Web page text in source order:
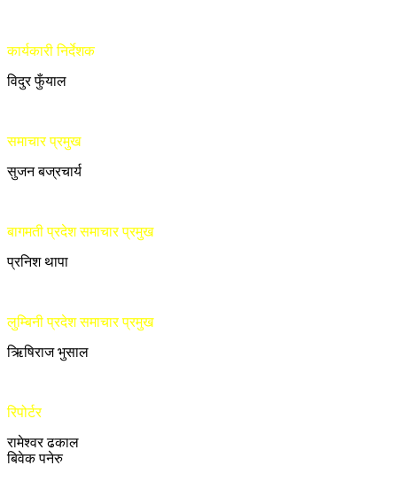
कार्यकारी निर्देशक
विदुर फुँयाल
समाचार प्रमुख
सुजन बज्रचार्य
बागमती प्रदेश समाचार प्रमुख
प्रनिश थापा
लुम्बिनी प्रदेश समाचार प्रमुख
ऋिषिराज भुसाल
रिपोर्टर
रामेश्वर ढकाल
बिवेक पनेरु